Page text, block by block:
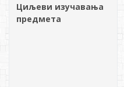
Циљеви изучавања
предмета